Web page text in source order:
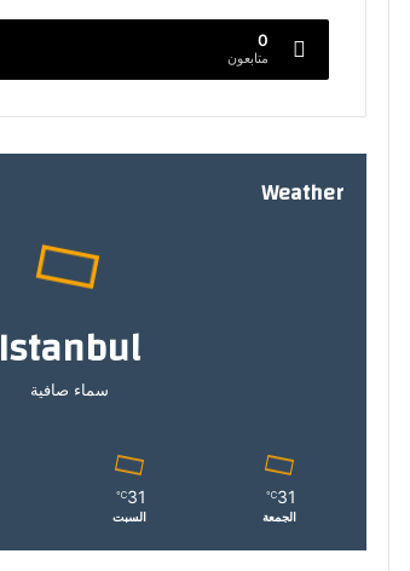
0
متابعون
Weather
Istanbul
سماء صافية
31
℃
الجمعة
31
℃
السبت